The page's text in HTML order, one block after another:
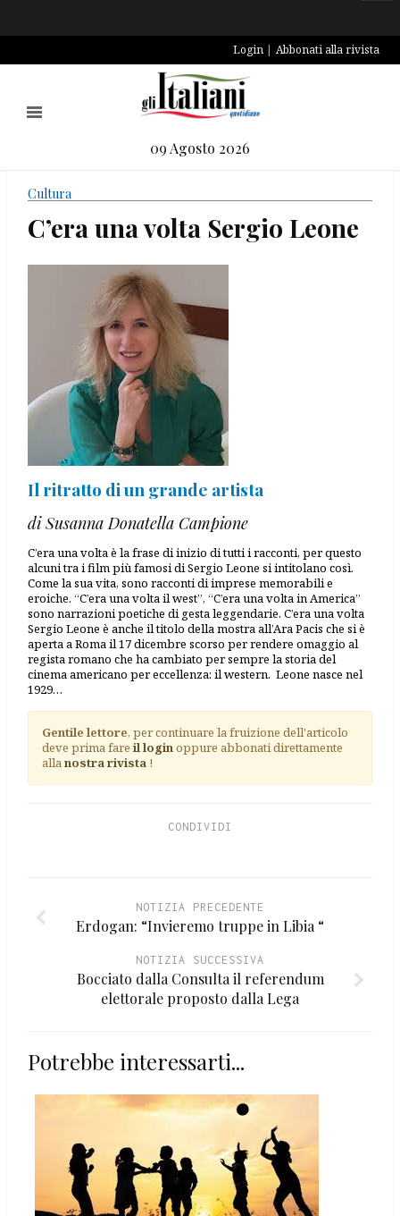
Login Abbonati alla rivista
09 Agosto 2026
Cultura
C’era una volta Sergio Leone
Il ritratto di un grande artista
di Susanna Donatella Campione
C’era una volta è la frase di inizio di tutti i racconti, per questo
alcuni tra i film più famosi di Sergio Leone si intitolano così.
Come la sua vita, sono racconti di imprese memorabili e
eroiche. “C’era una volta il west”, “C’era una volta in America”
sono narrazioni poetiche di gesta leggendarie. C’era una volta
Sergio Leone è anche il titolo della mostra all’Ara Pacis che si è
aperta a Roma il 17 dicembre scorso per rendere omaggio al
regista romano che ha cambiato per sempre la storia del
cinema americano per eccellenza: il western. Leone nasce nel
1929…
Gentile lettore, per continuare la fruizione dell'articolo
deve prima fare il loginoppure abbonati direttamente
allanostra rivista !
CONDIVIDI
NOTIZIA PRECEDENTE
Erdogan: “Invieremo truppe in Libia “
NOTIZIA SUCCESSIVA
Bocciato dalla Consulta il referendum
elettorale proposto dalla Lega
Potrebbe interessarti...